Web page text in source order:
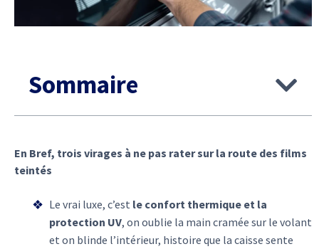
Sommaire
En Bref, trois virages à ne pas rater sur la route des films
teintés
Le vrai luxe, c’est le confort thermique et la
protection UV, on oublie la main cramée sur le volant
et on blinde l’intérieur, histoire que la caisse sente